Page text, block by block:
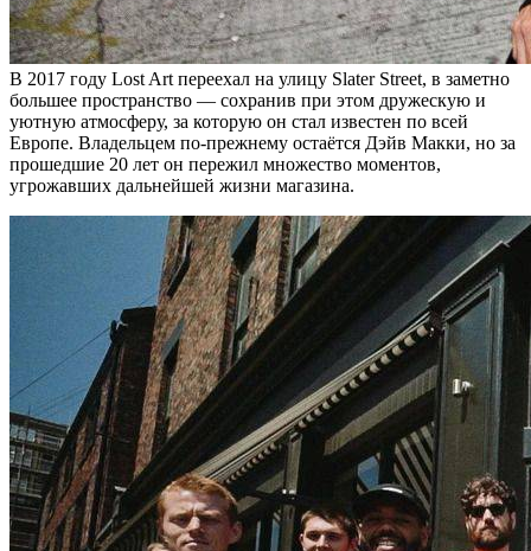
В 2017 году Lost Art переехал на улицу Slater Street, в заметно
большее пространство — сохранив при этом дружескую и
уютную атмосферу, за которую он стал известен по всей
Европе. Владельцем по-прежнему остаётся Дэйв Макки, но за
прошедшие 20 лет он пережил множество моментов,
угрожавших дальнейшей жизни магазина.